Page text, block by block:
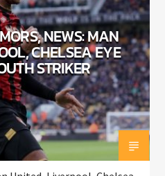
NEWS: MAN
CHELSEA EYE
STRIKER